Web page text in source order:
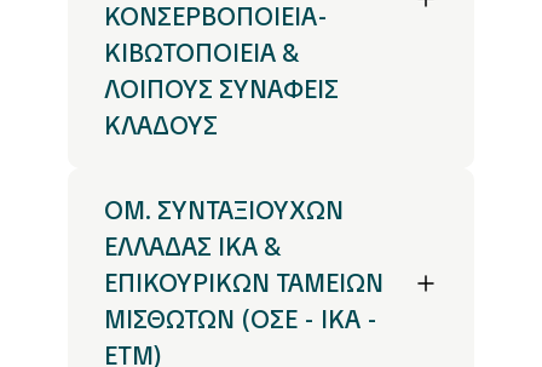
ΚΟΝΣΕΡΒΟΠΟΙΕΙΑ-
ΚΙΒΩΤΟΠΟΙΕΙΑ &
ΛΟΙΠΟΥΣ ΣΥΝΑΦΕΙΣ
ΚΛΑΔΟΥΣ
ΟΜ. ΣΥΝΤΑΞΙΟΥΧΩΝ
ΕΛΛΑΔΑΣ ΙΚΑ &
ΕΠΙΚΟΥΡΙΚΩΝ ΤΑΜΕΙΩΝ
ΜΙΣΘΩΤΩΝ (ΟΣΕ - ΙΚΑ -
ΕΤΜ)